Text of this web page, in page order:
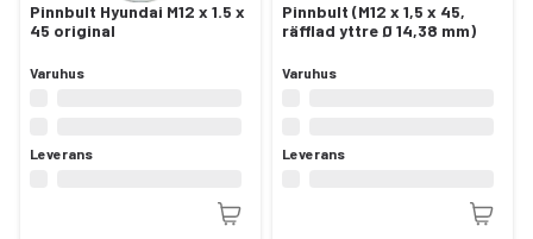
Pinnbult Hyundai M12 x 1.5 x
45 original
Varuhus
Leverans
Pinnbult (M12 x 1,5 x 45,
räfflad yttre Ø 14,38 mm)
Varuhus
Leverans